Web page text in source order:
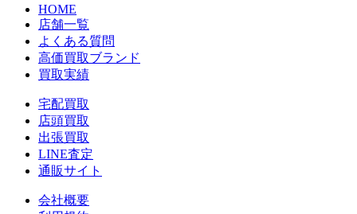
HOME
店舗一覧
よくある質問
高価買取ブランド
買取実績
宅配買取
店頭買取
出張買取
LINE査定
通販サイト
会社概要